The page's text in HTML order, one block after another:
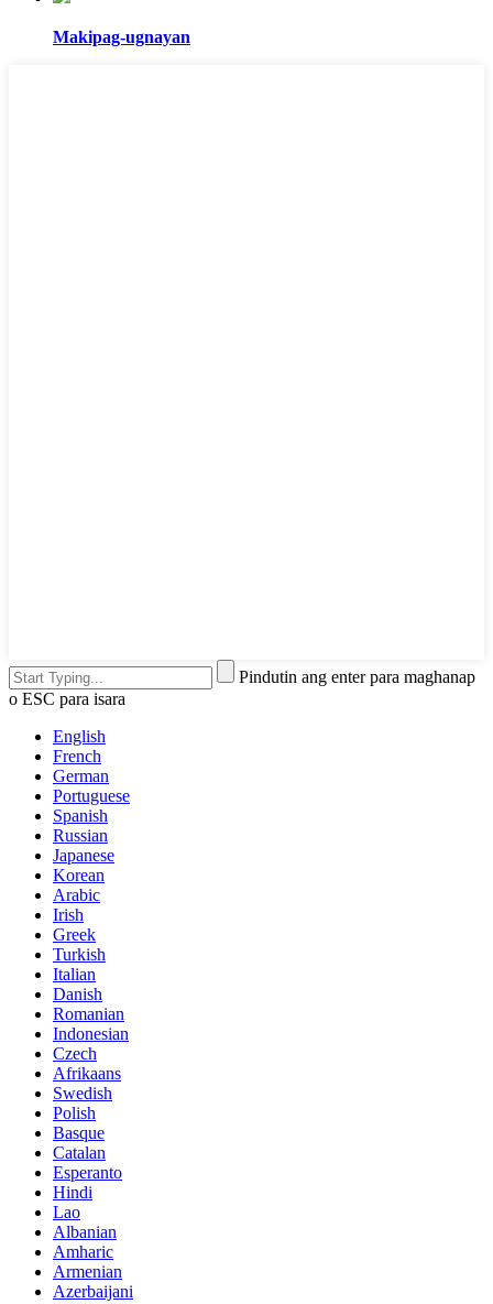
Makipag-ugnayan
Pindutin ang enter para maghanap
o ESC para isara
English
French
German
Portuguese
Spanish
Russian
Japanese
Korean
Arabic
Irish
Greek
Turkish
Italian
Danish
Romanian
Indonesian
Czech
Afrikaans
Swedish
Polish
Basque
Catalan
Esperanto
Hindi
Lao
Albanian
Amharic
Armenian
Azerbaijani